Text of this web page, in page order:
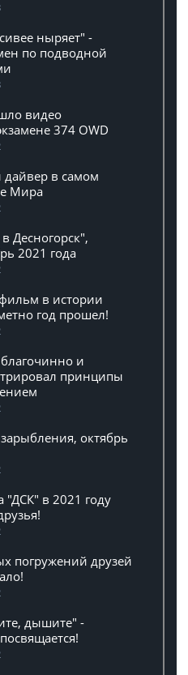
ныряет" -
по подводной
видео
374 OWD
в самом
Мира
Десногорск",
2021 года
в истории
год прошел!
и
принципы
октябрь
"ДСК" в 2021 году
погружений друзей
дышите" -